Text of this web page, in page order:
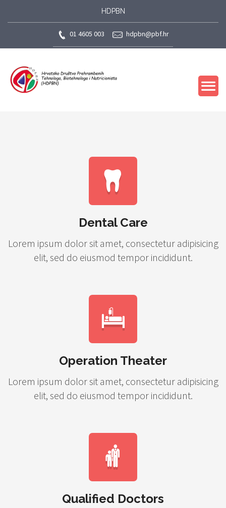
HDPBN
01 4605 003 hdpbn@pbf.hr
Dental Care
Lorem ipsum dolor sit amet, consectetur adipisicing
elit, sed do eiusmod tempor incididunt.
Operation Theater
Lorem ipsum dolor sit amet, consectetur adipisicing
elit, sed do eiusmod tempor incididunt.
Qualified Doctors